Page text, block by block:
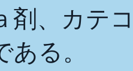
剤、カテ
ある。